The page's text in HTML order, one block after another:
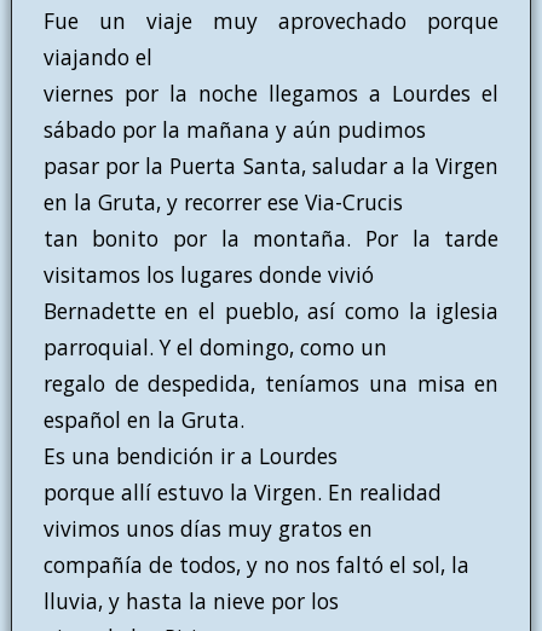
Fue un viaje muy aprovechado porque
viajando el
viernes por la noche llegamos a Lourdes el
sábado por la mañana y aún pudimos
pasar por la Puerta Santa, saludar a la Virgen
en la Gruta, y recorrer ese Via-Crucis
tan bonito por la montaña. Por la tarde
visitamos los lugares donde vivió
Bernadette en el pueblo, así como la iglesia
parroquial. Y el domingo, como un
regalo de despedida, teníamos una misa en
español en la Gruta.
Es una bendición ir a Lourdes
porque allí estuvo la Virgen. En realidad
vivimos unos días muy gratos en
compañía de todos, y no nos faltó el sol, la
lluvia, y hasta la nieve por los